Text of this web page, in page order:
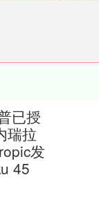
已授
瑞拉
发
45